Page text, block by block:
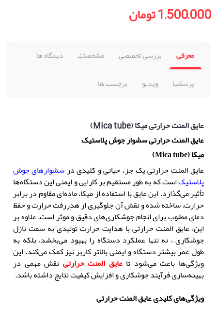
1,500,000 تومان
معرفی بررسی تخصصی مشخصات
دیدگاه ها
پرسشها
ویدیو برچسب ها
عایق المنت حرارتی میکا (Mica tube)
عایق المنت حرارتی سشوارجوش پلاستیک
میکا (Mica tube
)
عایق المنت حرارتی یک جزء حیاتی و کلیدی درسشوارهای جوش
پلاستیکاست که به طور مستقیم بر کارایی و ایمنی این دستگاه‌ها
تأثیر می‌گذارد. این عایق با استفاده از میکا، ماده‌ای مقاوم در برابر
حرارت، ساخته شده و نقش آن جلوگیری از هدررفت حرارت و حفظ
دمای مطلوب برای انجام جوشکاری‌های دقیق و موثر است. علاوه بر
این، عایق المنت حرارتی با هدایت حرارت تولیدی به سمتنازل
جوشکاری، نه تنها عملکرد دستگاه را بهبود می‌بخشد، بلکه به
طول عمر بیشتر دستگاه و ایمنی بالاتر کاربر نیز کمک می‌کند. این
ویژگی‌ها باعث می‌شود تاعایق المنت حرارتی نقش مهمی در
بهینه‌سازی فرآیند جوشکاری و افزایش کیفیت نتایج داشته باشد.
ویژگی‌های کلیدی عایق المنت حرارتی